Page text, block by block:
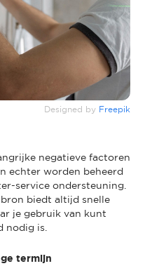
Designed by Freepik
negatieve factoren
echter worden beheerd
service ondersteuning.
biedt altijd snelle
je gebruik van kunt
nodig is.
termijn